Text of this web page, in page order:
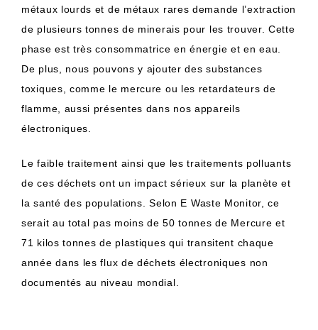
métaux lourds et de métaux rares demande l’extraction
de plusieurs tonnes de minerais pour les trouver. Cette
phase est très consommatrice en énergie et en eau.
De plus, nous pouvons y ajouter des substances
toxiques, comme le mercure ou les retardateurs de
flamme, aussi présentes dans nos appareils
électroniques.
Le faible traitement ainsi que les traitements polluants
de ces déchets ont un impact sérieux sur la planète et
la santé des populations.
Selon E Waste Monitor, ce
serait au total pas moins de 50 tonnes de Mercure et
71 kilos tonnes de plastiques qui transitent chaque
année dans les flux de déchets électroniques non
documentés au niveau mondial.